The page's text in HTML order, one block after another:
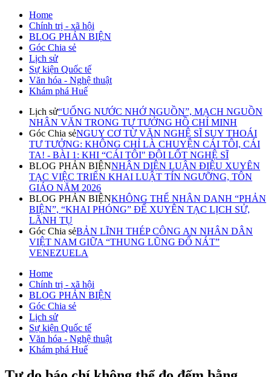
Home
Chính trị - xã hội
BLOG PHẢN BIỆN
Góc Chia sẻ
Lịch sử
Sự kiện Quốc tế
Văn hóa - Nghệ thuật
Khám phá Huế
Lịch sử“UỐNG NƯỚC NHỚ NGUỒN”, MẠCH NGUỒN
NHÂN VĂN TRONG TƯ TƯỞNG HỒ CHÍ MINH
Góc Chia sẻNGUY CƠ TỪ VĂN NGHỆ SĨ SUY THOÁI
TƯ TƯỞNG: KHÔNG CHỈ LÀ CHUYỆN CÁI TÔI, CÁI
TA! - BÀI 1: KHI “CÁI TÔI" ĐỘI LỐT NGHỆ SĨ
BLOG PHẢN BIỆNNHẬN DIỆN LUẬN ĐIỆU XUYÊN
TẠC VIỆC TRIỂN KHAI LUẬT TÍN NGƯỠNG, TÔN
GIÁO NĂM 2026
BLOG PHẢN BIỆNKHÔNG THỂ NHÂN DANH “PHẢN
BIỆN”, “KHAI PHÓNG” ĐỂ XUYÊN TẠC LỊCH SỬ,
LÃNH TỤ
Góc Chia sẻBẢN LĨNH THÉP CÔNG AN NHÂN DÂN
VIỆT NAM GIỮA “THUNG LŨNG ĐỔ NÁT”
VENEZUELA
Home
Chính trị - xã hội
BLOG PHẢN BIỆN
Góc Chia sẻ
Lịch sử
Sự kiện Quốc tế
Văn hóa - Nghệ thuật
Khám phá Huế